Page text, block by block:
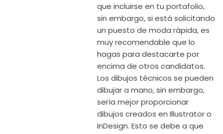
que incluirse en tu portafolio,
sin embargo, si está solicitando
un puesto de moda rápida, es
muy recomendable que lo
hagas para destacarte por
encima de otros candidatos.
Los dibujos técnicos se pueden
dibujar a mano, sin embargo,
sería mejor proporcionar
dibujos creados en Illustrator o
InDesign. Esto se debe a que